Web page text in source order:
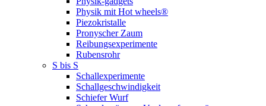
Physik mit Hot wheels®
Piezokristalle
Pronyscher Zaum
Reibungsexperimente
Rubensrohr
S bis S
Schallexperimente
Schallgeschwindigkeit
Schiefer Wurf